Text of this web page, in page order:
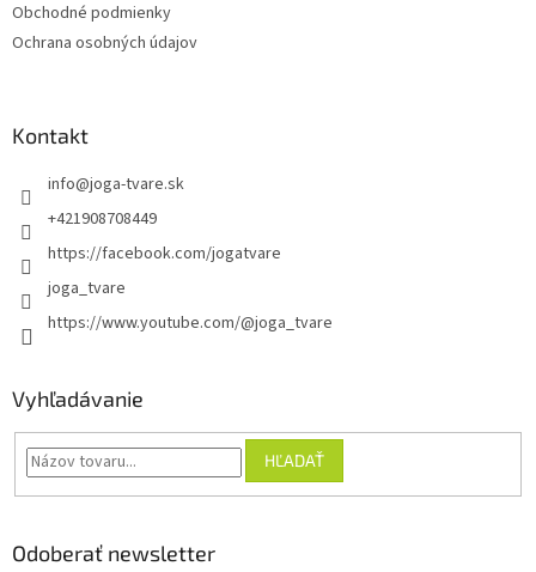
Obchodné podmienky
Ochrana osobných údajov
Kontakt
info@joga-tvare.sk
+421908708449
https://facebook.com/jogatvare
joga_tvare
https://www.youtube.com/@joga_tvare
Vyhľadávanie
HĽADAŤ
Odoberať newsletter